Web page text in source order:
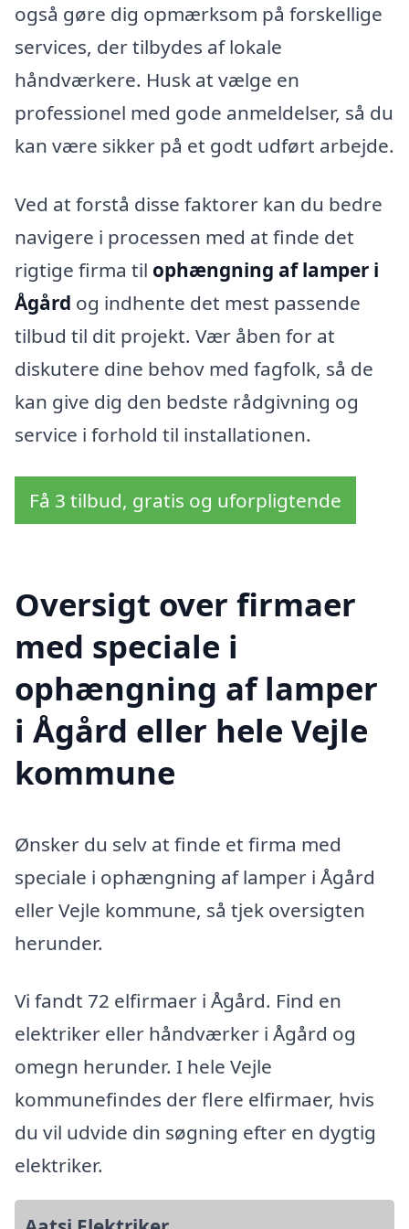
også gøre dig opmærksom på forskellige
services, der tilbydes af lokale
håndværkere. Husk at vælge en
professionel med gode anmeldelser, så du
kan være sikker på et godt udført arbejde.
Ved at forstå disse faktorer kan du bedre
navigere i processen med at finde det
rigtige firma til ophængning af lamper i
Ågård og indhente det mest passende
tilbud til dit projekt. Vær åben for at
diskutere dine behov med fagfolk, så de
kan give dig den bedste rådgivning og
service i forhold til installationen.
Få 3 tilbud, gratis og uforpligtende
Oversigt over firmaer
med speciale i
ophængning af lamper
i Ågård eller hele Vejle
kommune
Ønsker du selv at finde et firma med
speciale i ophængning af lamper i Ågård
eller Vejle kommune, så tjek oversigten
herunder.
Vi fandt 72 elfirmaer i Ågård. Find en
elektriker eller håndværker i Ågård og
omegn herunder. I hele Vejle
kommunefindes der flere elfirmaer, hvis
du vil udvide din søgning efter en dygtig
elektriker.